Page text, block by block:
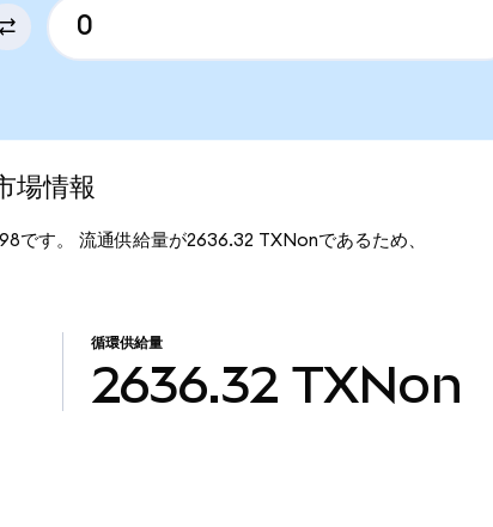
情報
す。 流通供給量が2636.32 TXNonであるため、
循環供給量
2636.32 TXNon